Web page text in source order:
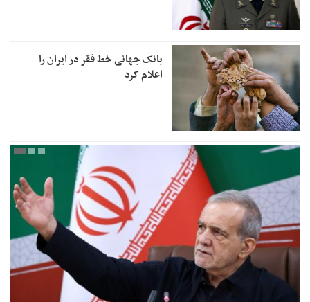
بانک جهانی خط فقر در ایران را
اعلام کرد